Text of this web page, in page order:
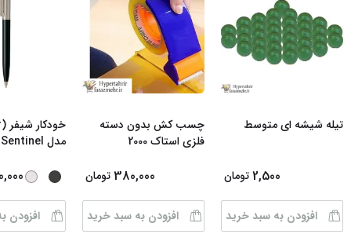
تیله شیشه ای متوسط
2,500 تومان
افزودن به سبد خرید
چسب کش بدون دسته
فلزی استاک 2000
380,000 تومان
افزودن به سبد خرید
مدل Sentinel رن
افزودن